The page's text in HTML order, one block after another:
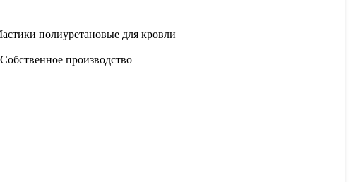
полиуретановые для кровли
производство